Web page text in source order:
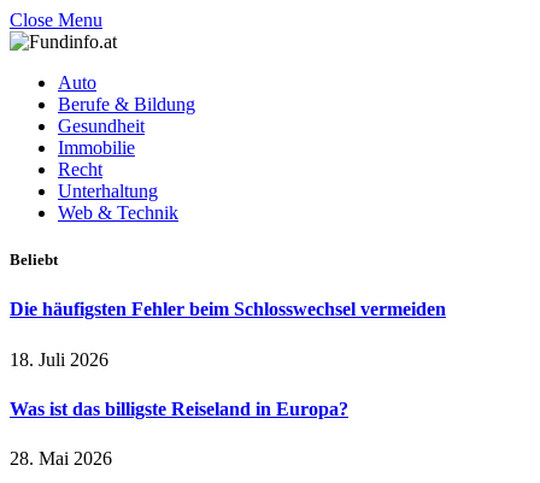
Close Menu
Auto
Berufe & Bildung
Gesundheit
Immobilie
Recht
Unterhaltung
Web & Technik
Beliebt
Die häufigsten Fehler beim Schlosswechsel vermeiden
18. Juli 2026
Was ist das billigste Reiseland in Europa?
28. Mai 2026